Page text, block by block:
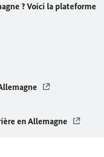
? Voici la plateforme
en Allemagne